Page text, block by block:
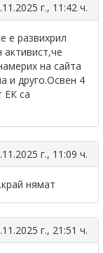
г., 11:42 ч.
е развихрил
на сайта
и друго.Освен 4
ЕК са
г., 11:09 ч.
нямат
г., 21:51 ч.